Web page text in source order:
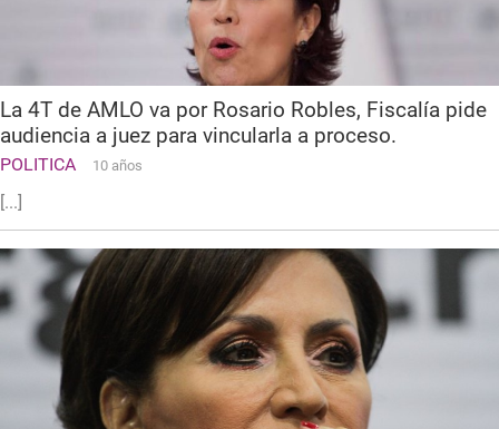
La 4T de AMLO va por Rosario Robles, Fiscalía pide
audiencia a juez para vincularla a proceso.
POLITICA 10 años
[...]